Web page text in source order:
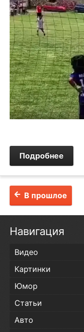
Подробнее
В прошлое
Навигация
Видео
Картинки
Юмор
Статьи
Авто